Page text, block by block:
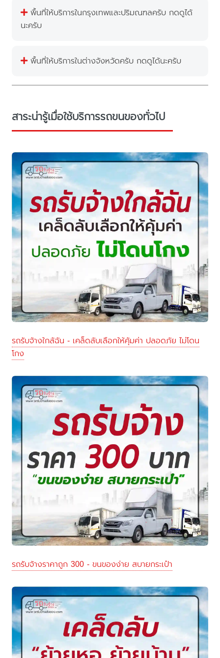
พื้นที่ให้บริการในกรุงเทพและปริมณฑลครับ กดดูได้
นะครับ
พื้นที่ให้บริการในต่างจังหวัดครับ กดดูได้นะครับ
สาระน่ารู้เมื่อใช้บริการรถขนของทั่วไป
รถรับจ้างใกล้ฉัน - เคล็ดลับเลือกให้คุ้มค่า ปลอดภัย ไม่โดน
โกง
รถรับจ้างราคาถูก 300 - ขนของง่าย สบายกระเป๋า